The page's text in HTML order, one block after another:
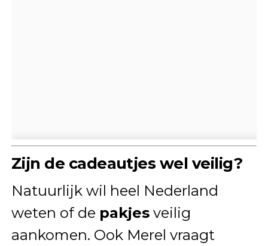
Zijn de cadeautjes wel veilig?
Natuurlijk wil heel Nederland
weten of de pakjesveilig
aankomen. Ook Merel vraagt